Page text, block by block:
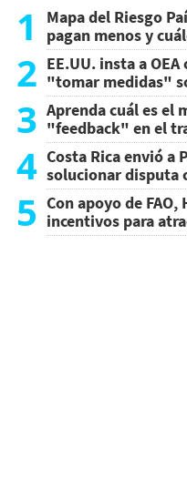
1
Mapa del Riesgo
pagan menos y
2 EE.UU. insta a
"tomar medidas"
3 Aprenda cuál es el
"feedback" en el
4 Costa Rica envió a
solucionar disputa
5 Con apoyo de
incentivos para